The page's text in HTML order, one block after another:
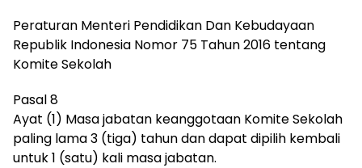
Peraturan Menteri Pendidikan Dan Kebudayaan
Republik Indonesia Nomor 75 Tahun 2016 tentang
Komite Sekolah
Pasal 8
Ayat (1) Masa jabatan keanggotaan Komite Sekolah
paling lama 3 (tiga) tahun dan dapat dipilih kembali
untuk 1 (satu) kali masa jabatan.